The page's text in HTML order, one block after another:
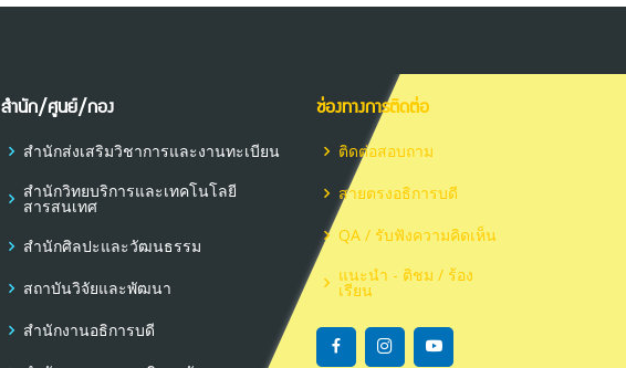
สำนัก/ศูนย์/กอง
สำนักส่งเสริมวิชาการและงานทะเบียน
สำนักวิทยบริการและเทคโนโลยี
สารสนเทศ
สำนักศิลปะและวัฒนธรรม
สถาบันวิจัยและพัฒนา
สำนักงานอธิการบดี
ช่องทางการติดต่อ
ติดต่อสอบถาม
สายตรงอธิการบดี
QA / รับฟังความคิดเห็น
แนะนำ - ติชม / ร้อง
เรียน